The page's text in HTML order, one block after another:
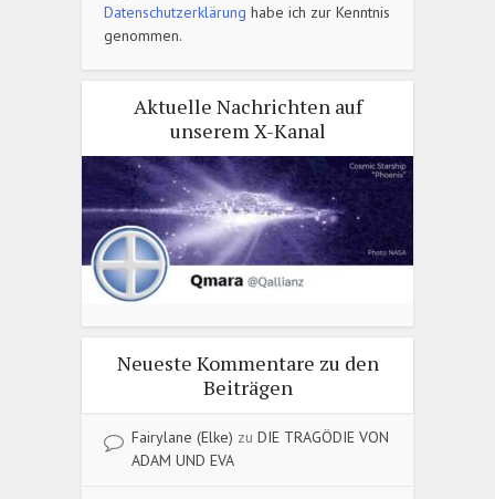
Datenschutzerklärung habe ich zur Kenntnis
genommen.
Aktuelle Nachrichten auf
unserem X-Kanal
Neueste Kommentare zu den
Beiträgen
Fairylane (Elke) zu DIE TRAGÖDIE VON
ADAM UND EVA